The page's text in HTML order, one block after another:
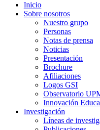
Inicio
Sobre nosotros
Nuestro grupo
Personas
Notas de prensa
Noticias
Presentación
Brochure
Afiliaciones
Logos GSI
Observatorio
Innovación
Investigación
Líneas de